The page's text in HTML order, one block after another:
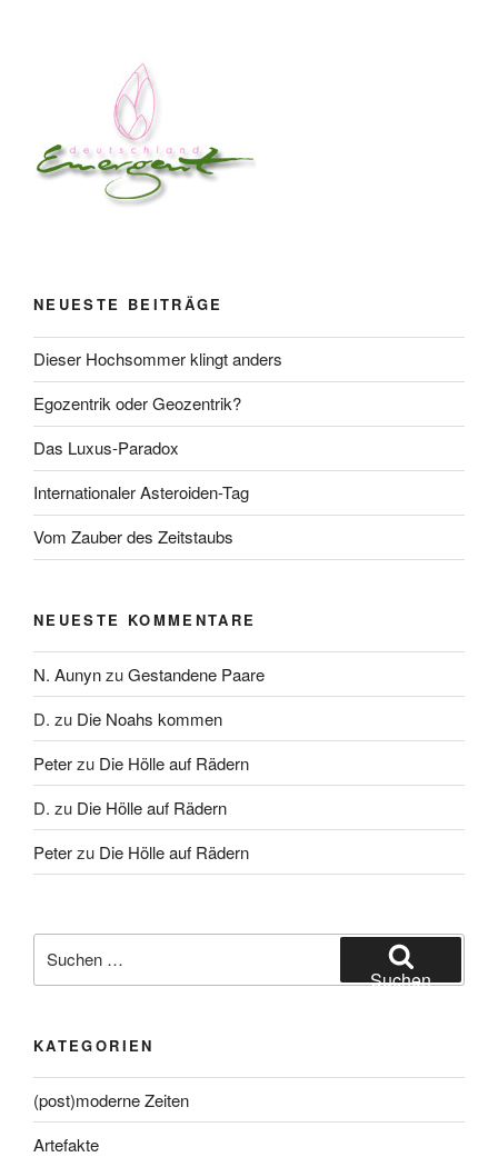
NEUESTE BEITRÄGE
Dieser Hochsommer klingt anders
Egozentrik oder Geozentrik?
Das Luxus-Paradox
Internationaler Asteroiden-Tag
Vom Zauber des Zeitstaubs
NEUESTE KOMMENTARE
N. AunynzuGestandene Paare
D. zu Die Noahs kommen
Peterzu Die Hölle auf Rädern
D. zu Die Hölle auf Rädern
Peterzu Die Hölle auf Rädern
nach:
Suchen
KATEGORIEN
(post)moderne Zeiten
Artefakte